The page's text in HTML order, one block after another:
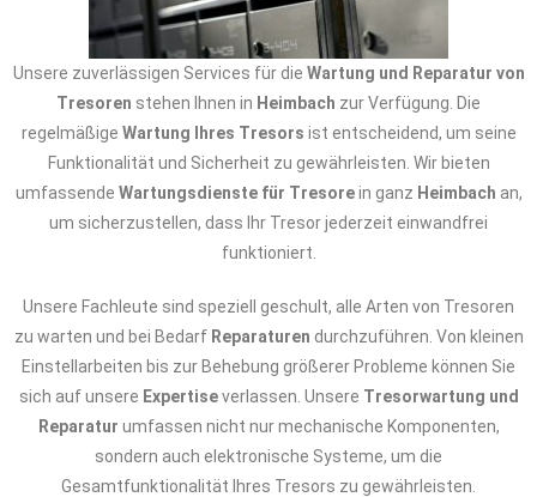
Unsere zuverlässigen Services für die Wartung und Reparatur von
Tresoren stehen Ihnen in Heimbach zur Verfügung. Die
regelmäßige Wartung Ihres Tresors ist entscheidend, um seine
Funktionalität und Sicherheit zu gewährleisten. Wir bieten
umfassende Wartungsdienste für Tresorein ganz Heimbach an,
um sicherzustellen, dass Ihr Tresor jederzeit einwandfrei
funktioniert.
Unsere Fachleute sind speziell geschult, alle Arten von Tresoren
zu warten und bei Bedarf Reparaturen durchzuführen. Von kleinen
Einstellarbeiten bis zur Behebung größerer Probleme können Sie
sich auf unsere Expertiseverlassen. Unsere Tresorwartung und
Reparatur umfassen nicht nur mechanische Komponenten,
sondern auch elektronische Systeme, um die
Gesamtfunktionalität Ihres Tresors zu gewährleisten.